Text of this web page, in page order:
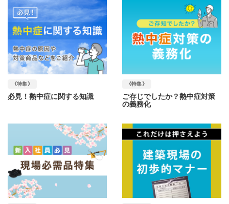
《特集》
必見！熱中症に関する知識
《特集》
ご存じでしたか？熱中症対策
の義務化